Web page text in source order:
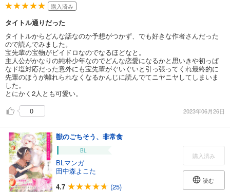
購入済み
タイトル通りだった
タイトルからどんな話なのか予想がつかず、でも好きな作者さんだった
ので読んでみました。
宝先輩の宝物がビイドロなのでなるほどなと。
主人公がかなりの純朴少年なのでどんな恋愛になるかと思いきや初っぱ
なド塩対応だった意外にも宝先輩がぐいぐいと引っ張ってくれ最終的に
先輩のほうが離れられなくなるかんじに読んでてニヤニヤしてしまいま
した。
とにかく2人とも可愛い。
0
2023年06月26日
獣のごちそう、非常食
BL
BLマンガ
田中森よこた
4.7
(25)
購入済み
読む